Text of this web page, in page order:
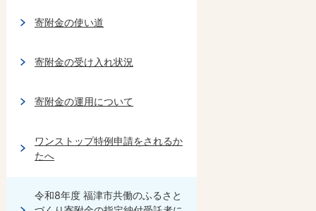
寄附金の使い道
寄附金の受け入れ状況
寄附金の運用について
ワンストップ特例申請をされるか
たへ
令和8年度 福津市共働のふるさと